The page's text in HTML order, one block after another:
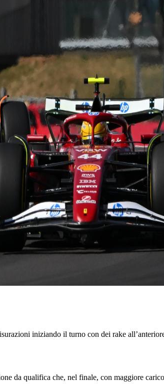
iniziando il turno con dei rake
da qualifica che, nel finale, con maggiore